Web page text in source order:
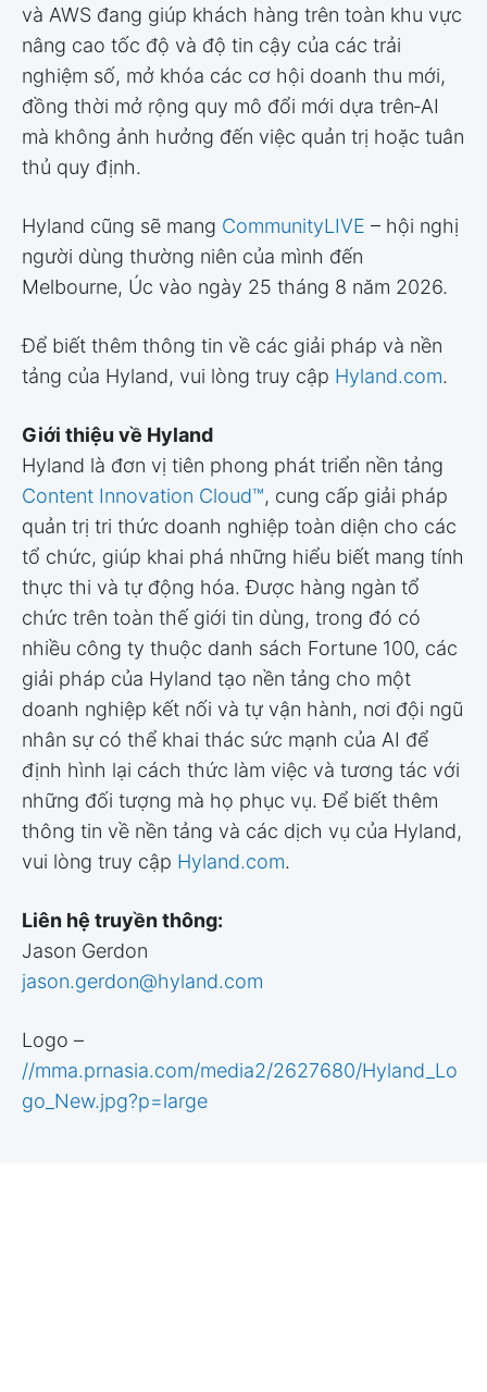
và AWS đang giúp khách hàng trên toàn khu vực
nâng cao tốc độ và độ tin cậy của các trải
nghiệm số, mở khóa các cơ hội doanh thu mới,
đồng thời mở rộng quy mô đổi mới dựa trên‑AI
mà không ảnh hưởng đến việc quản trị hoặc tuân
thủ quy định.
Hyland cũng sẽ mang CommunityLIVE – hội nghị
người dùng thường niên của mình đến
Melbourne, Úc vào ngày 25 tháng 8 năm 2026.
Để biết thêm thông tin về các giải pháp và nền
tảng của Hyland, vui lòng truy cập Hyland.com.
Giới thiệu về Hyland
Hyland là đơn vị tiên phong phát triển nền tảng
Content Innovation Cloud™, cung cấp giải pháp
quản trị tri thức doanh nghiệp toàn diện cho các
tổ chức, giúp khai phá những hiểu biết mang tính
thực thi và tự động hóa. Được hàng ngàn tổ
chức trên toàn thế giới tin dùng, trong đó có
nhiều công ty thuộc danh sách Fortune 100, các
giải pháp của Hyland tạo nền tảng cho một
doanh nghiệp kết nối và tự vận hành, nơi đội ngũ
nhân sự có thể khai thác sức mạnh của AI để
định hình lại cách thức làm việc và tương tác với
những đối tượng mà họ phục vụ. Để biết thêm
thông tin về nền tảng và các dịch vụ của Hyland,
vui lòng truy cập Hyland.com.
Liên hệ truyền thông:
Jason Gerdon
jason.gerdon@hyland.com
Logo –
//mma.prnasia.com/media2/2627680/Hyland_Lo
go_New.jpg?p=large